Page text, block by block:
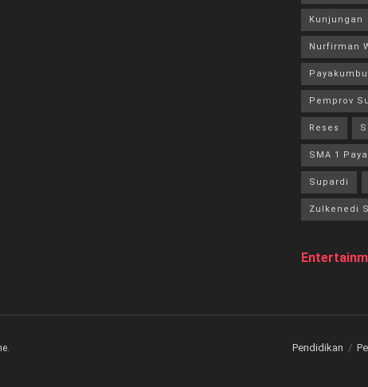
Kunjungan
Nurfirman
Pemprov
Reses
SMA 1
Supardi
Zulkenedi
Pendidikan